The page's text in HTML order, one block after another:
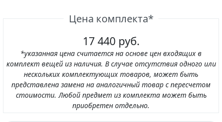
Цена комплекта*
17 440 руб.
*указанная цена считается на основе цен входящих в
комплект вещей из наличия. В случае отсутствия одного или
нескольких комплектующих товаров, может быть
представлена замена на аналогичный товар с пересчетом
стоимости. Любой предмет из комплекта может быть
приобретен отдельно.